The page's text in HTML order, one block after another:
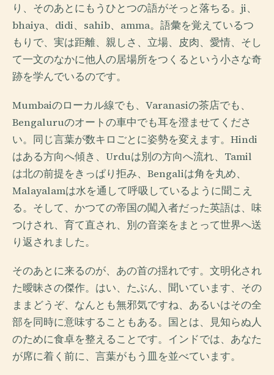
り、そのあとにもうひとつの語がそっと落ちる。ji、
bhaiya、didi、sahib、amma。語彙を覚えているつ
もりで、実は距離、親しさ、立場、皮肉、愛情、そし
て一文のなかに他人の居場所をつくるという小さな奇
跡を学んでいるのです。
Mumbaiのローカル線でも、Varanasiの茶店でも、
Bengaluruのオートの車中でも耳を澄ませてくださ
い。同じ言葉が数キロごとに姿勢を変えます。Hindi
はある方向へ傾き、Urduは別の方向へ流れ、Tamil
は北の前提をきっぱり拒み、Bengaliは角を丸め、
Malayalamは水を通して呼吸しているように聞こえ
る。そして、かつての帝国の闖入者だった英語は、味
つけされ、育て直され、別の音楽をまとって世界へ送
り返されました。
そのあとに来るのが、あの首の揺れです。文明化され
た曖昧さの傑作。はい、たぶん、聞いています、その
ままどうぞ、なんとも無邪気ですね、あるいはその全
部を同時に意味することもある。国とは、見知らぬ人
のために食卓を整えることです。インドでは、あなた
が席に着く前に、言葉がもう皿を並べています。